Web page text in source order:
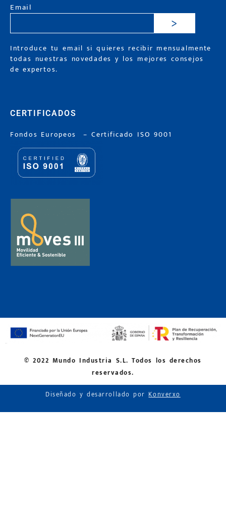
Email
>
Introduce tu email si quieres recibir mensualmente
todas nuestras novedades y los mejores consejos
de expertos.
CERTIFICADOS
Fondos Europeos –Certificado ISO 9001
© 2022 Mundo Industria S.L. Todos los derechos
reservados.
Diseñado y desarrollado porKonverxo